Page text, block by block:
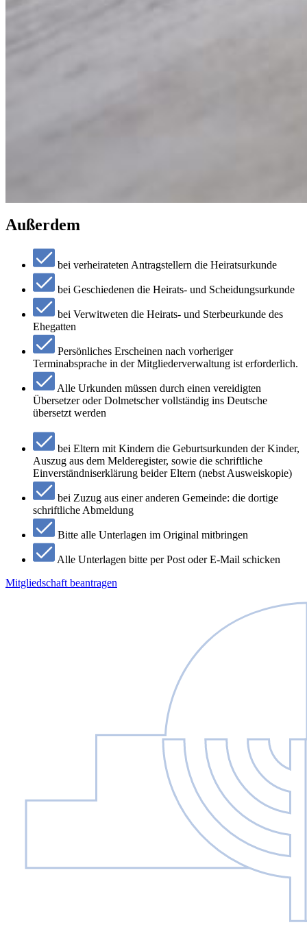
Außerdem
bei verheirateten Antragstellern die Heiratsurkunde
bei Geschiedenen die Heirats- und Scheidungsurkunde
bei Verwitweten die Heirats- und Sterbeurkunde des
Ehegatten
Persönliches Erscheinen nach vorheriger
Terminabsprache in der Mitgliederverwaltung ist erforderlich.
Alle Urkunden müssen durch einen vereidigten
Übersetzer oder Dolmetscher vollständig ins Deutsche
übersetzt werden
bei Eltern mit Kindern die Geburtsurkunden der Kinder,
Auszug aus dem Melderegister, sowie die schriftliche
Einverständniserklärung beider Eltern (nebst Ausweiskopie)
bei Zuzug aus einer anderen Gemeinde: die dortige
schriftliche Abmeldung
Bitte alle Unterlagen im Original mitbringen
Alle Unterlagen bitte per Post oder E-Mail schicken
Mitgliedschaft beantragen